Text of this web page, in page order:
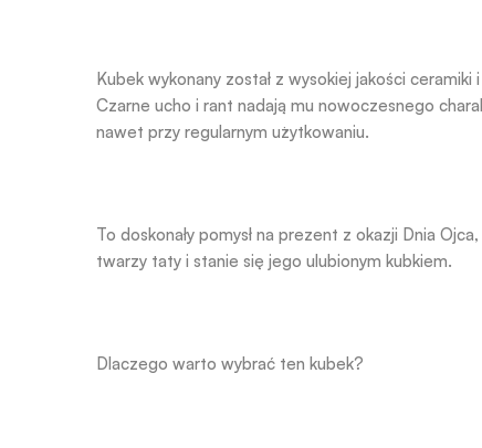
Kubek wykonany został z wysokiej jakości
Czarne ucho i rant nadają mu nowoczesnego
nawet przy regularnym użytkowaniu.
To doskonały pomysł na prezent z okazji Dnia
twarzy taty i stanie się jego ulubionym kubkiem.
Dlaczego warto wybrać ten kubek?